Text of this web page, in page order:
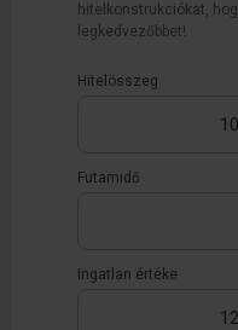
hitelkonstrukciókat,
legkedvezőbbet!
Hitelösszeg
Futamidő
Ingatlan értéke